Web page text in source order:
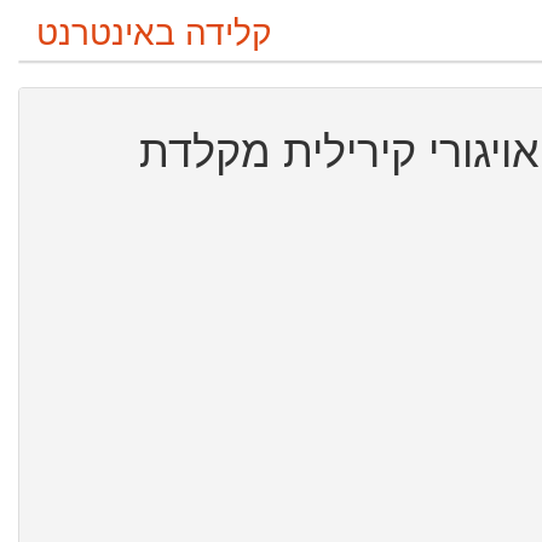
קלידה באינטרנט
קירילית מקלדת